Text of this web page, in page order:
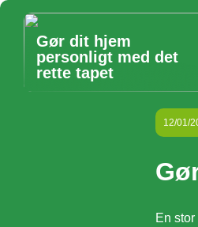
Gør dit hjem
personligt med det
rette tapet
12/01/
En